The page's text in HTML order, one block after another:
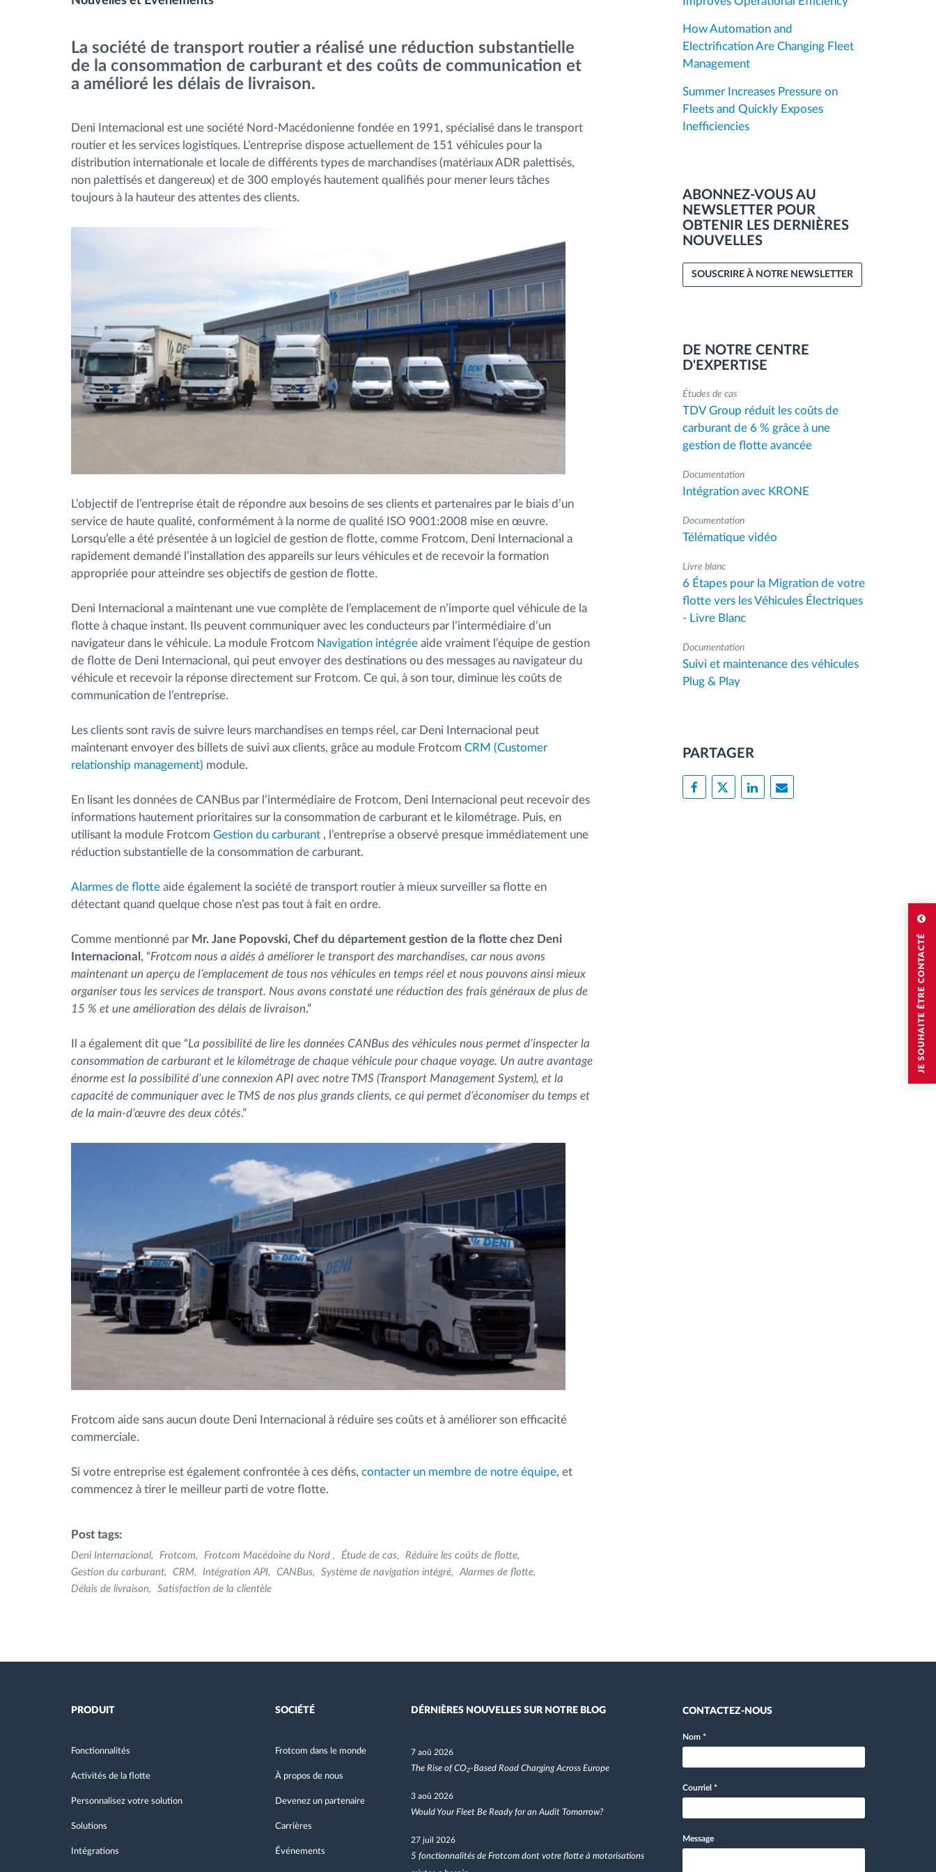
JE SOUHAITE ÊTRE CONTACTÉ
Gestion de carburant
Identification automatique du
conducteur
La société de transport routier a réalisé une réduction substantielle
de la consommation de carburant et des coûts de communication et
a amélioré les délais de livraison.
Deni Internacional est une société Nord-Macédonienne fondée en 1991, spécialisé dans le transport
routier et les services logistiques. L’entreprise dispose actuellement de 151 véhicules pour la
distribution internationale et locale de différents types de marchandises (matériaux ADR palettisés,
non palettisés et dangereux) et de 300 employés hautement qualifiés pour mener leurs tâches
toujours à la hauteur des attentes des clients.
L’objectif de l’entreprise était de répondre aux besoins de ses clients et partenaires par le biais d’un
service de haute qualité, conformément à la norme de qualité ISO 9001:2008 mise en œuvre.
Lorsqu’elle a été présentée à un logiciel de gestion de flotte, comme Frotcom, Deni Internacional a
rapidement demandé l’installation des appareils sur leurs véhicules et de recevoir la formation
appropriée pour atteindre ses objectifs de gestion de flotte.
Deni Internacional a maintenant une vue complète de l’emplacement de n’importe quel véhicule de la
flotte à chaque instant. Ils peuvent communiquer avec les conducteurs par l’intermédiaire d’un
navigateur dans le véhicule. La module Frotcom Navigation intégrée aide vraiment l’équipe de gestion
de flotte de Deni Internacional, qui peut envoyer des destinations ou des messages au navigateur du
véhicule et recevoir la réponse directement sur Frotcom. Ce qui, à son tour, diminue les coûts de
communication de l’entreprise.
Les clients sont ravis de suivre leurs marchandises en temps réel, car Deni Internacional peut
maintenant envoyer des billets de suivi aux clients, grâce au module Frotcom CRM (Customer
relationship management) module.
En lisant les données de CANBus par l’intermédiaire de Frotcom, Deni Internacional peut recevoir des
informations hautement prioritaires sur la consommation de carburant et le kilométrage. Puis, en
utilisant la module Frotcom Gestion du carburant , l’entreprise a observé presque immédiatement une
réduction substantielle de la consommation de carburant.
Alarmes de flotte aide également la société de transport routier à mieux surveiller sa flotte en
détectant quand quelque chose n’est pas tout à fait en ordre.
Comme mentionné par Mr. Jane Popovski, Chef du département gestion de la flotte chez Deni
Internacional , “Frotcom nous a aidés à améliorer le transport des marchandises, car nous avons
maintenant un aperçu de l’emplacement de tous nos véhicules en temps réel et nous pouvons ainsi mieux
organiser tous les services de transport. Nous avons constaté une réduction des frais généraux de plus de
15 % et une amélioration des délais de livraison.”
Il a également dit que “La possibilité de lire les données CANBus des véhicules nous permet d’inspecter la
consommation de carburant et le kilométrage de chaque véhicule pour chaque voyage. Un autre avantage
énorme est la possibilité d’une connexion API avec notre TMS (Transport Management System), et la
capacité de communiquer avec le TMS de nos plus grands clients, ce qui permet d’économiser du temps et
de la main-d’œuvre des deux côtés.”
Frotcom aide sans aucun doute Deni Internacional à réduire ses coûts et à améliorer son efficacité
commerciale.
Si votre entreprise est également confrontée à ces défis, contacter un membre de notre équipe, et
commencez à tirer le meilleur parti de votre flotte.
Post tags:
Deni Internacional Frotcom Frotcom Macédoine du Nord Étude de cas
Réduire les coûts de flotte
Gestion du carburant
CRM Intégration API CANBus Système de navigation intégré
Alarmes de flotte
Délais de livraison
Satisfaction de la clientèle
How Automation and
Electrification Are Changing Fleet
Management
Summer Increases Pressure on
Fleets and Quickly Exposes
Inefficiencies
ABONNEZ-VOUS AU
NEWSLETTER POUR
OBTENIR LES DERNIÈRES
NOUVELLES
SOUSCRIRE À NOTRE NEWSLETTER
DE NOTRE CENTRE
D'EXPERTISE
Études de cas
TDV Group réduit les coûts de
carburant de 6 % grâce à une
gestion de flotte avancée
Documentation
Intégration avec KRONE
Documentation
Télématique vidéo
Livre blanc
6 Étapes pour la Migration de votre
flotte vers les Véhicules Électriques
- Livre Blanc
Documentation
Suivi et maintenance des véhicules
Plug & Play
PARTAGER
PRODUIT
Fonctionnalités
Activités de la flotte
Personnalisez votre solution
Solutions
Intégrations
SOCIÉTÉ
Frotcom dans le monde
À propos de nous
Devenez un partenaire
Carrières
Événements
DÉRNIÈRES NOUVELLES SUR NOTRE BLOG
7 aoû 2026
The Rise of CO₂-Based Road Charging Across Europe
3 aoû 2026
Would Your Fleet Be Ready for an Audit Tomorrow?
27 juil 2026
5 fonctionnalités de Frotcom dont votre flotte à motorisations
CONTACTEZ-NOUS
Nom *
Courriel *
Message